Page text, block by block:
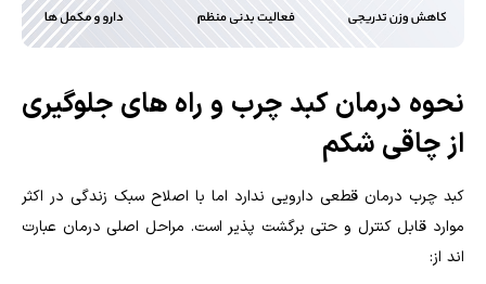
نحوه درمان کبد چرب و راه های جلوگیری
از چاقی شکم
کبد چرب درمان قطعی دارویی ندارد اما با اصلاح سبک زندگی در اکثر
موارد قابل کنترل و حتی برگشت پذیر است. مراحل اصلی درمان عبارت
اند از: